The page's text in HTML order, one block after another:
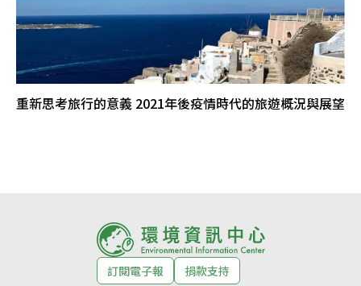
重新思考旅行的意義 2021年後疫情時代的旅遊概況與展望
訂閱電子報 捐款支持